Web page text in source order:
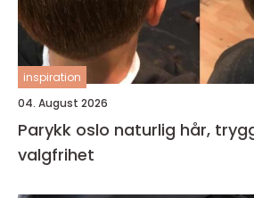
inspiration
04. August 2026
Parykk oslo naturlig hår, trygghet og
valgfrihet